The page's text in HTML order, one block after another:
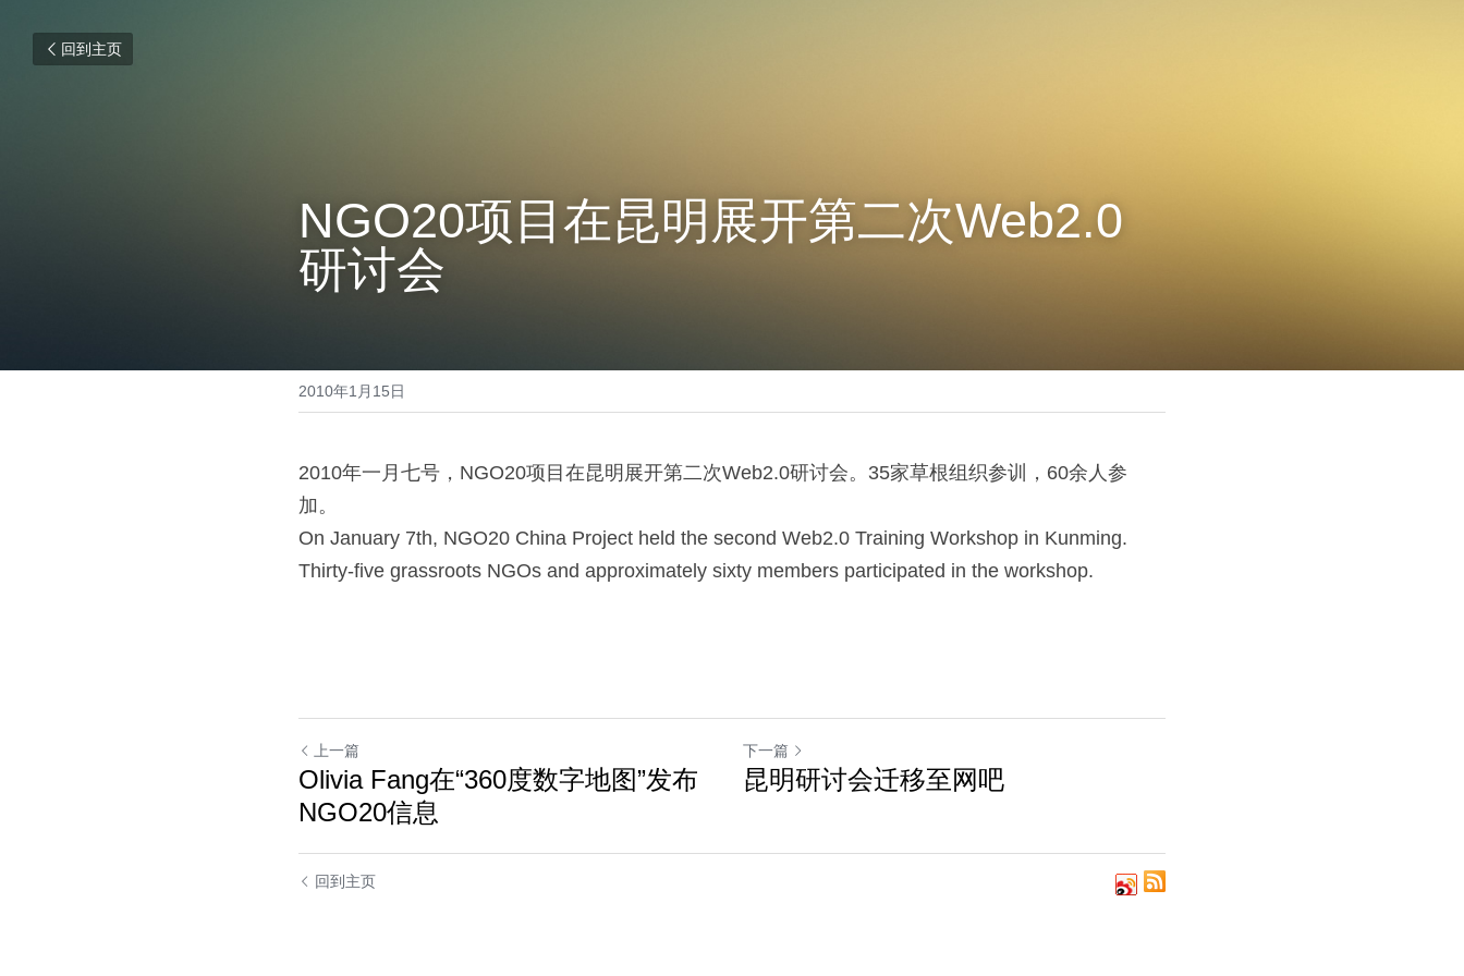
回到主页
NGO20项目在昆明展开第二次Web2.0
研讨会
2010年1月15日
2010年一月七号，NGO20项目在昆明展开第二次Web2.0研讨会。35家草根组织参训，60余人参
加。
On January 7th, NGO20 China Project held the second Web2.0 Training Workshop in Kunming.
Thirty-five grassroots NGOs and approximately sixty members participated in the workshop.
上一篇
Olivia Fang在“360度数字地图”发布
NGO20信息
下一篇
昆明研讨会迁移至网吧
回到主页